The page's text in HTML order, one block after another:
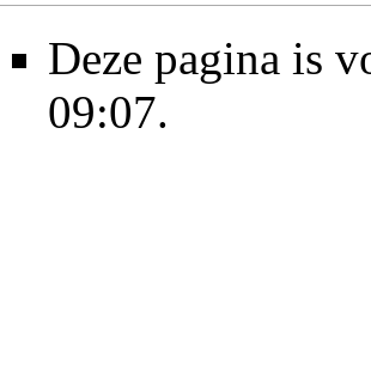
Deze pagina is
09:07.